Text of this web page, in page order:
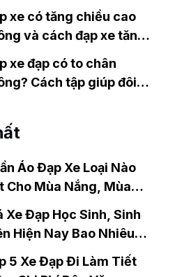
xe có tăng chiều cao
và cách đạp xe tăng
cao hiệu quả nhất
xe đạp có to chân
Cách tập giúp đôi
Áo Đạp Xe Loại Nào
Cho Mùa Nắng, Mùa
Xe Đạp Học Sinh, Sinh
Hiện Nay Bao Nhiêu?
5 Xe Đạp Đi Làm Tiết